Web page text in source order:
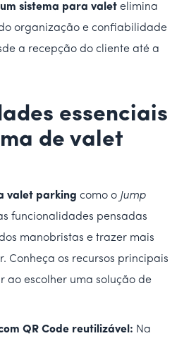
sistema para valet elimina
organização e confiabilidade
a recepção do cliente até a
essenciais
de valet
valet parking como o Jump
funcionalidades pensadas
manobristas e trazer mais
Conheça os recursos principais
ao escolher uma solução de
QR Code reutilizável: Na